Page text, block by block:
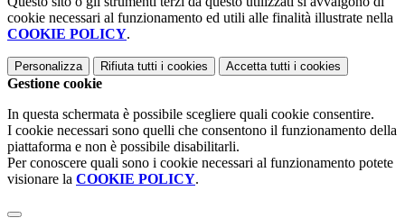
cookie necessari al funzionamento ed utili alle finalità illustrate nella
COOKIE POLICY.
Personalizza Rifiuta tutti i cookies Accetta tutti i cookies
Gestione cookie
In questa schermata è possibile scegliere quali cookie consentire.
I cookie necessari sono quelli che consentono il funzionamento della
piattaforma e non è possibile disabilitarli.
Per conoscere quali sono i cookie necessari al funzionamento potete
visionare la COOKIE POLICY.